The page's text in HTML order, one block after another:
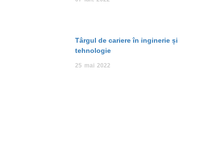
Târgul de cariere în inginerie și
tehnologie
25 mai 2022